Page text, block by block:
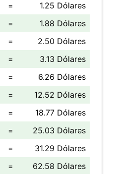
=
1.25 Dólares
=
1.88 Dólares
=
2.50 Dólares
=
3.13 Dólares
=
6.26 Dólares
=
12.52 Dólares
=
18.77 Dólares
=
25.03 Dólares
=
31.29 Dólares
= 62.58 Dólares